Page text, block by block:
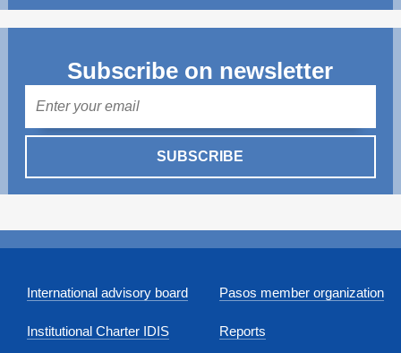
Subscribe on newsletter
SUBSCRIBE
International advisory board
Institutional Charter IDIS
Pasos member organization
Reports